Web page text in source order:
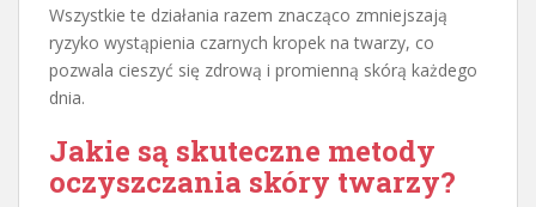
Wszystkie te działania razem znacząco zmniejszają
ryzyko wystąpienia czarnych kropek na twarzy, co
pozwala cieszyć się zdrową i promienną skórą każdego
dnia.
Jakie są skuteczne metody
oczyszczania skóry twarzy?